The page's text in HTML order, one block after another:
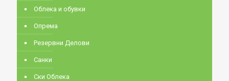
Облека и обувки
Опрема
Резервни Делови
Санки
Ски Облека